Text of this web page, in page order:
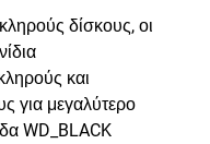
δίσκους, οι
και
για μεγαλύτερο
WD_BLACK